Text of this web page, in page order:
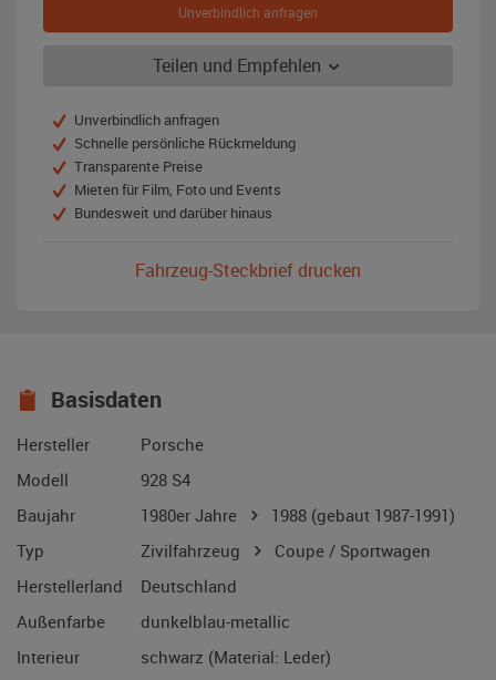
Unverbindlich anfragen
Teilen und Empfehlen
Unverbindlich anfragen
Schnelle persönliche Rückmeldung
Transparente Preise
Mieten für Film, Foto und Events
Bundesweit und darüber hinaus
Fahrzeug-Steckbrief drucken
Basisdaten
Hersteller
Porsche
Modell
928 S4
Baujahr
1980er Jahre 1988 (gebaut 1987-1991)
Typ
Zivilfahrzeug
Coupe / Sportwagen
Herstellerland
Deutschland
Außenfarbe
dunkelblau-metallic
Interieur
schwarz (Material: Leder)